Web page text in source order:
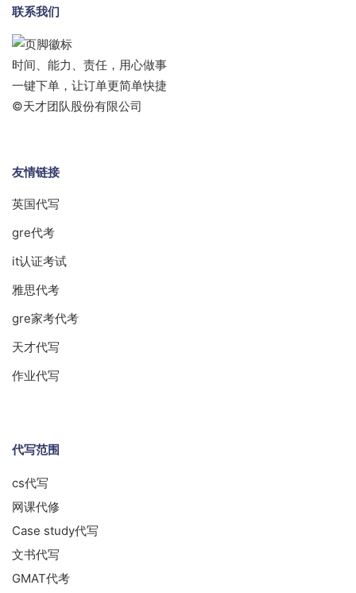
联系我们
时间、能力、责任，用心做事
一键下单，让订单更简单快捷
©天才团队股份有限公司
友情链接
英国代写
gre代考
it认证考试
雅思代考
gre家考代考
天才代写
作业代写
代写范围
cs代写
网课代修
Case study代写
文书代写
GMAT代考